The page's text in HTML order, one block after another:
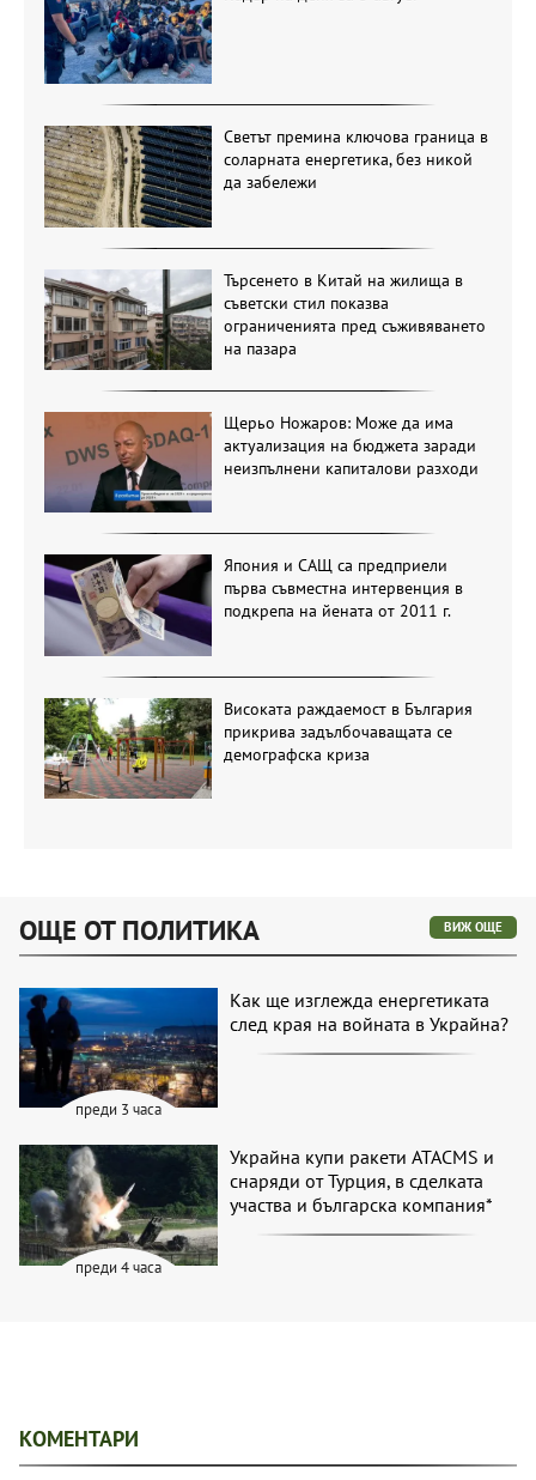
Светът премина ключова граница в
соларната енергетика, без никой
да забележи
Търсенето в Китай на жилища в
съветски стил показва
ограниченията пред съживяването
на пазара
Щерьо Ножаров: Може да има
актуализация на бюджета заради
неизпълнени капиталови разходи
Япония и САЩ са предприели
първа съвместна интервенция в
подкрепа на йената от 2011 г.
Високата раждаемост в България
прикрива задълбочаващата се
демографска криза
ОЩЕ ОТ ПОЛИТИКА ВИЖ ОЩЕ
преди 3 часа
Как ще изглежда енергетиката
след края на войната в Украйна?
преди 4 часа
Украйна купи ракети ATACMS и
снаряди от Турция, в сделката
участва и българска компания*
КОМЕНТАРИ